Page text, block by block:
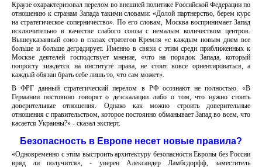
Краузе охарактеризовал перелом во внешней политике Российской Федерации по
отношению к странам Запада такими словами: «Долой партнерство, берем курс
на стратегическое соперничество». По его словам, Москва воспринимает Запад
исключительно в качестве слабого союза с немалым количеством центров.
Вышеуказанный союз в глазах стратегов Кремля «с каждым новым днем все
больше и больше деградирует. Именно в связи с этим среди приближенных к
Москве деятелей господствует мнение, «что на порядок Запада, который
попросту зиждется на институте права, не стоит вовсе ориентироваться, а
каждый обязан брать себе лишь то, что сам может».
В ФРГ данный стратегический перелом в РФ осознают не полностью. «В
Германии постоянно говорят о деэскалации либо о том, что нужно стоить
доверительные отношения. Однако как можно строить доверительные
отношения с правительством, которое постоянно обманывает Запад во всем, что
касается Украины?» - сказал эксперт.
Безопасность в Европе несет новые правила?
«Одновременно с этим выстроить архитектуру безопасности Европы без России
вряд ли получится», - уверен Александер Ламбсдорфф, заместитель